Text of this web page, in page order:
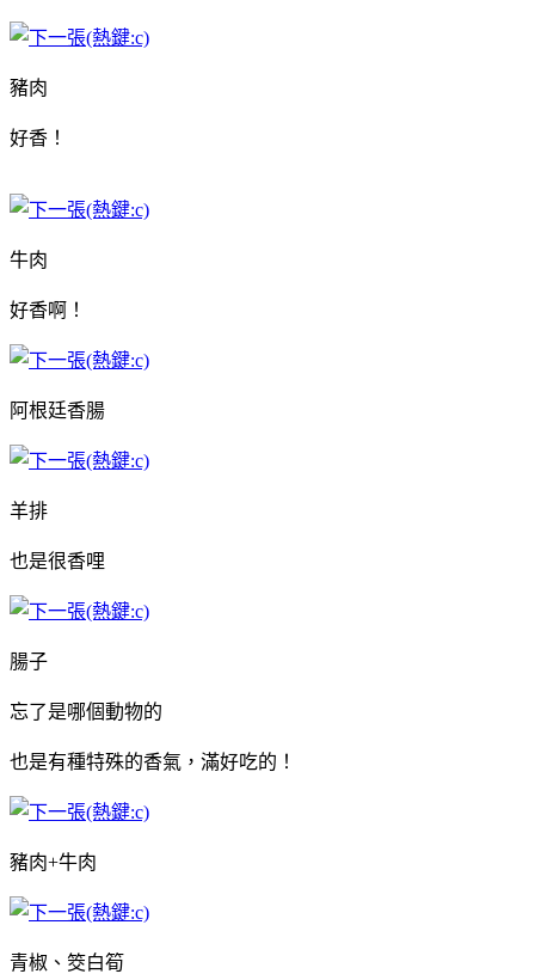
豬肉
好香！
牛肉
好香啊！
阿根廷香腸
羊排
也是很香哩
腸子
忘了是哪個動物的
也是有種特殊的香氣，滿好吃的！
豬肉+牛肉
青椒、筊白筍